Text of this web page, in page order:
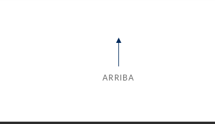
ARRIBA